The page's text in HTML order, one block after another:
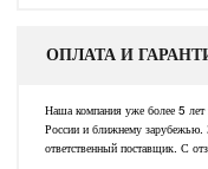
ОПЛАТА И
Наша компания уже более 5 лет
России и ближнему зарубежью.
ответственный поставщик. С